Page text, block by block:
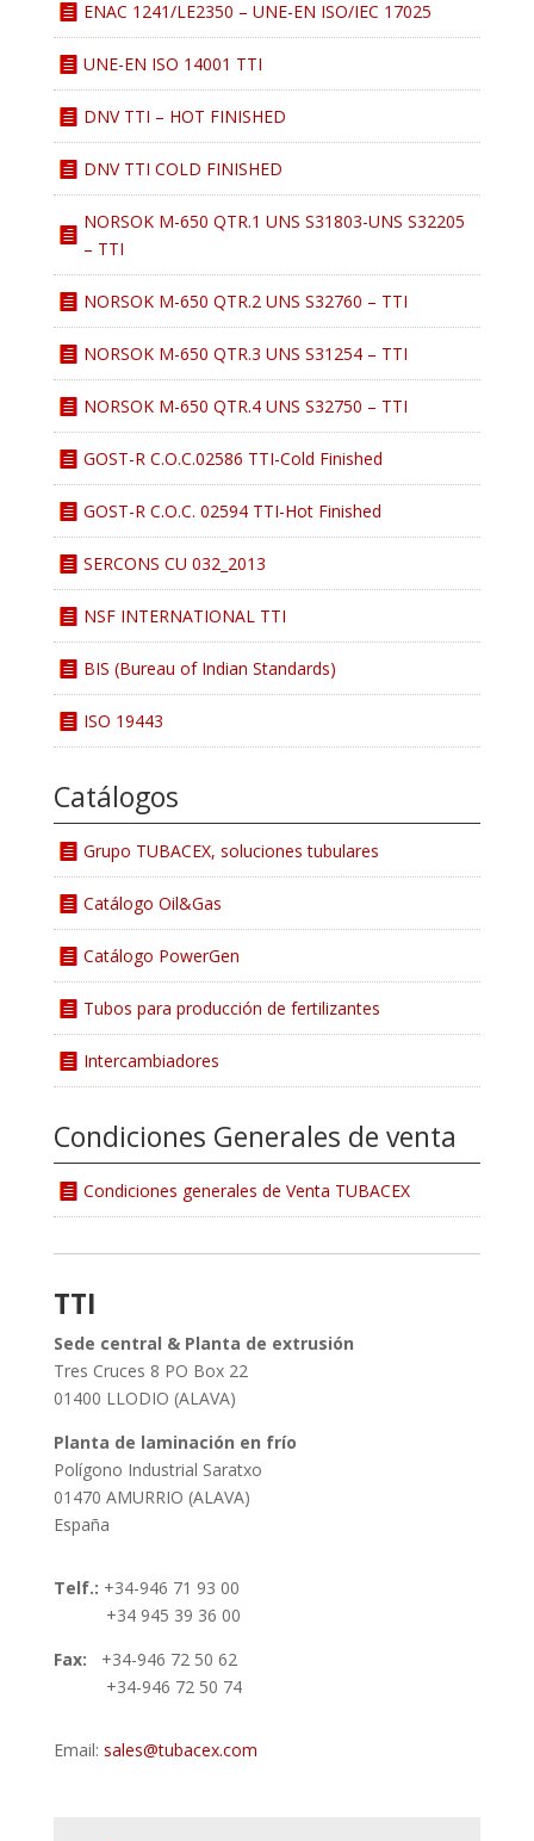
ENAC 1241/LE2350 – UNE-EN ISO/IEC 17025
UNE-EN ISO 14001 TTI
DNV TTI – HOT FINISHED
DNV TTI COLD FINISHED
NORSOK M-650 QTR.1 UNS S31803-UNS S32205
– TTI
NORSOK M-650 QTR.2 UNS S32760 – TTI
NORSOK M-650 QTR.3 UNS S31254 – TTI
NORSOK M-650 QTR.4 UNS S32750 – TTI
GOST-R C.O.C.02586 TTI-Cold Finished
GOST-R C.O.C. 02594 TTI-Hot Finished
SERCONS CU 032_2013
NSF INTERNATIONAL TTI
BIS (Bureau of Indian Standards)
ISO 19443
Catálogos
Grupo TUBACEX, soluciones tubulares
Catálogo Oil&Gas
Catálogo PowerGen
Tubos para producción de fertilizantes
Intercambiadores
Condiciones Generales de venta
Condiciones generales de Venta TUBACEX
TTI
Sede central & Planta de extrusión
Tres Cruces 8 PO Box 22
01400 LLODIO (ALAVA)
Planta de laminación en frío
Polígono Industrial Saratxo
01470 AMURRIO (ALAVA)
España
Telf.: +34-946 71 93 00
+34 945 39 36 00
Fax: +34-946 72 50 62
+34-946 72 50 74
Email: sales@tubacex.com